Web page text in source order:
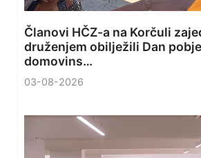
Članovi HČZ-a na Korčuli
druženjem obilježili Dan
domovins…
03-08-2026